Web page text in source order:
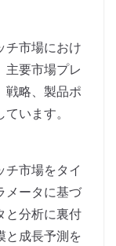
チ市場におけ
主要市場プレ
戦略、製品ポ
います。
チ市場をタイ
メータに基づ
と分析に裏付
と成長予測を